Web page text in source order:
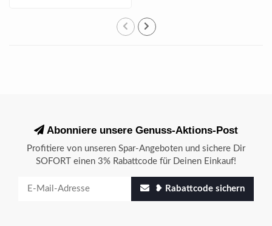
Abonniere unsere Genuss-Aktions-Post
Profitiere von unseren Spar-Angeboten und sichere Dir
SOFORT einen 3% Rabattcode für Deinen Einkauf!
❥ Rabattcode sichern